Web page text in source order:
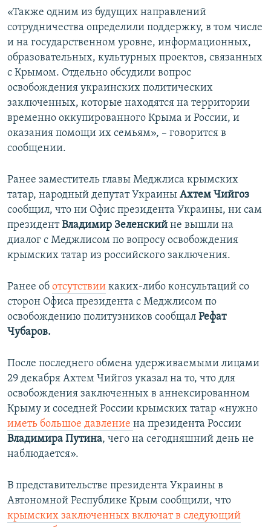
«Также одним из будущих направлений
сотрудничества определили поддержку, в том числе
и на государственном уровне, информационных,
образовательных, культурных проектов, связанных
с Крымом. Отдельно обсудили вопрос
освобождения украинских политических
заключенных, которые находятся на территории
временно оккупированного Крыма и России, и
оказания помощи их семьям», – говорится в
сообщении.
Ранее заместитель главы Меджлиса крымских
татар, народный депутат Украины Ахтем Чийгоз
сообщил, что ни Офис президента Украины, ни сам
президентВладимир Зеленский не вышли на
диалог с Меджлисом по вопросу освобождения
крымских татар из российского заключения.
Ранее об отсутствии каких-либо консультаций со
сторон Офиса президента с Меджлисом по
освобождению политузников сообщал Рефат
Чубаров.
После последнего обмена удерживаемыми лицами
29 декабря Ахтем Чийгоз указал на то, что для
освобождения заключенных в аннексированном
Крыму и соседней России крымских татар «нужно
иметь большое давление на президента России
Владимира Путина, чего на сегодняшний день не
наблюдается».
В представительстве президента Украины в
Автономной Республике Крым сообщили, что
крымских заключенных включат в следующий